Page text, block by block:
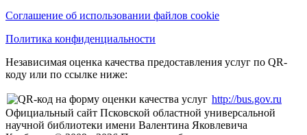
Соглашение об использовании файлов cookie
Политика конфиденциальности
Независимая оценка качества предоставления услуг по QR-
коду или по ссылке ниже:
http://bus.gov.ru
Официальный сайт Псковской областной универсальной
научной библиотеки имени Валентина Яковлевича